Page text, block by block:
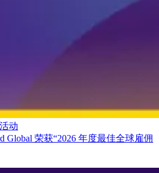
动
Global 荣获“2026 年度最佳全球雇佣